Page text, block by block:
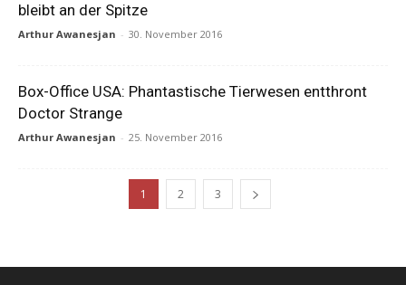
bleibt an der Spitze
Arthur Awanesjan - 30. November 2016
Box-Office USA: Phantastische Tierwesen entthront
Doctor Strange
Arthur Awanesjan - 25. November 2016
1 2 3